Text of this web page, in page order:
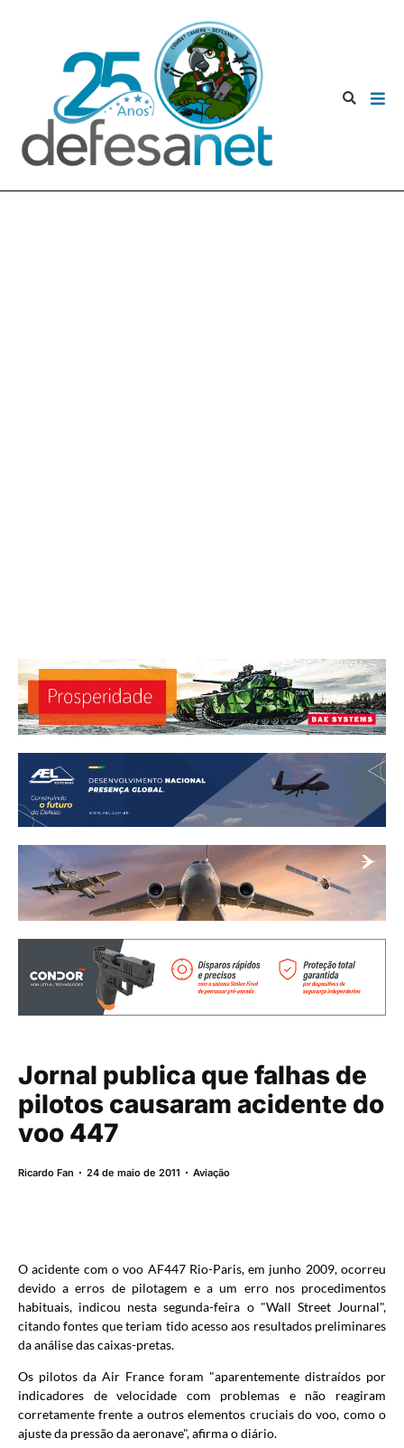
Jornal publica que falhas de
pilotos causaram acidente do
voo 447
Ricardo Fan 24 de maio de 2011 Aviação
O acidente com o voo AF447 Rio-Paris, em junho 2009, ocorreu
devido a erros de pilotagem e a um erro nos procedimentos
habituais, indicou nesta segunda-feira o "Wall Street Journal",
citando fontes que teriam tido acesso aos resultados preliminares
da análise das caixas-pretas.
Os pilotos da Air France foram "aparentemente distraídos por
indicadores de velocidade com problemas e não reagiram
corretamente frente a outros elementos cruciais do voo, como o
ajuste da pressão da aeronave", afirma o diário.